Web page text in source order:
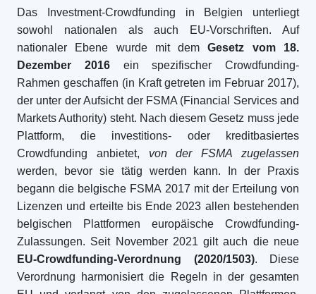
Das Investment-Crowdfunding in Belgien unterliegt
sowohl nationalen als auch EU-Vorschriften. Auf
nationaler Ebene wurde mit demGesetz vom 18.
Dezember 2016ein spezifischer Crowdfunding-
Rahmen geschaffen (in Kraft getreten im Februar 2017),
der unter der Aufsicht der FSMA (Financial Services and
Markets Authority) steht. Nach diesem Gesetz muss jede
Plattform, die investitions- oder kreditbasiertes
Crowdfunding anbietet, von der FSMA zugelassen
werden, bevor sie tätig werden kann. In der Praxis
begann die belgische FSMA 2017 mit der Erteilung von
Lizenzen und erteilte bis Ende 2023 allen bestehenden
belgischen Plattformen europäische Crowdfunding-
Zulassungen. Seit November 2021 gilt auch die neue
EU-Crowdfunding-Verordnung (2020/1503). Diese
Verordnung harmonisiert die Regeln in der gesamten